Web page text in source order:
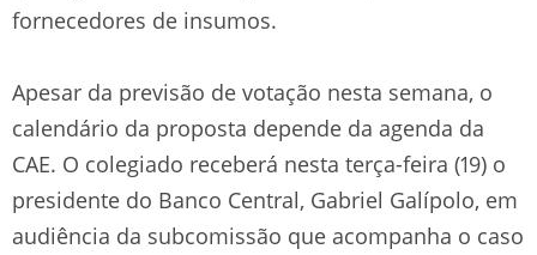
fornecedores de insumos.
Apesar da previsão de votação nesta semana, o
calendário da proposta depende da agenda da
CAE. O colegiado receberá nesta terça-feira (19) o
presidente do Banco Central, Gabriel Galípolo, em
audiência da subcomissão que acompanha o caso